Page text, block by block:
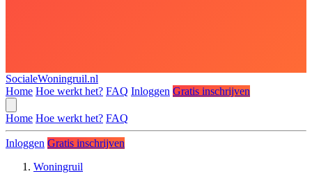
SocialeWoningruil.nl
Home Hoe werkt het? FAQ Inloggen Gratis inschrijven
Home Hoe werkt het? FAQ
Inloggen Gratis inschrijven
Woningruil